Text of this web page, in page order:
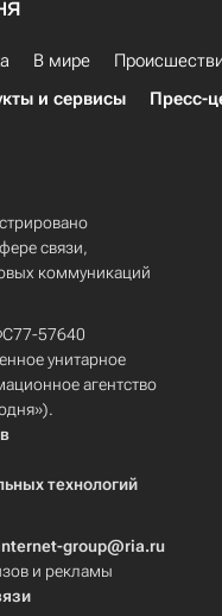
В мире
и сервисы Пресс-
связи,
коммуникаций
57640
унитарное
агентство
технологий
group@ria.ru
и рекламы